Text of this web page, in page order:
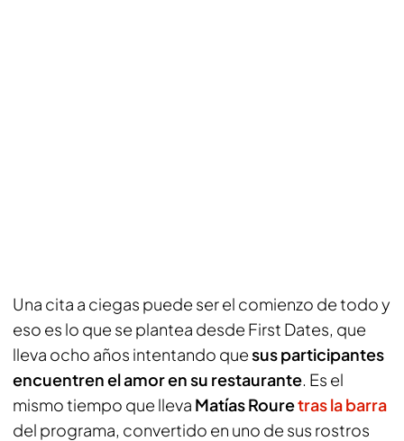
Una cita a ciegas puede ser el comienzo de todo y
eso es lo que se plantea desde First Dates, que
lleva ocho años intentando quesus participantes
encuentren el amor en su restaurante. Es el
mismo tiempo que lleva Matías Rouretras la barra
del programa, convertido en uno de sus rostros